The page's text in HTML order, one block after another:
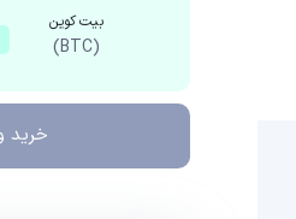
بیت کوین
(BTC)
خرید